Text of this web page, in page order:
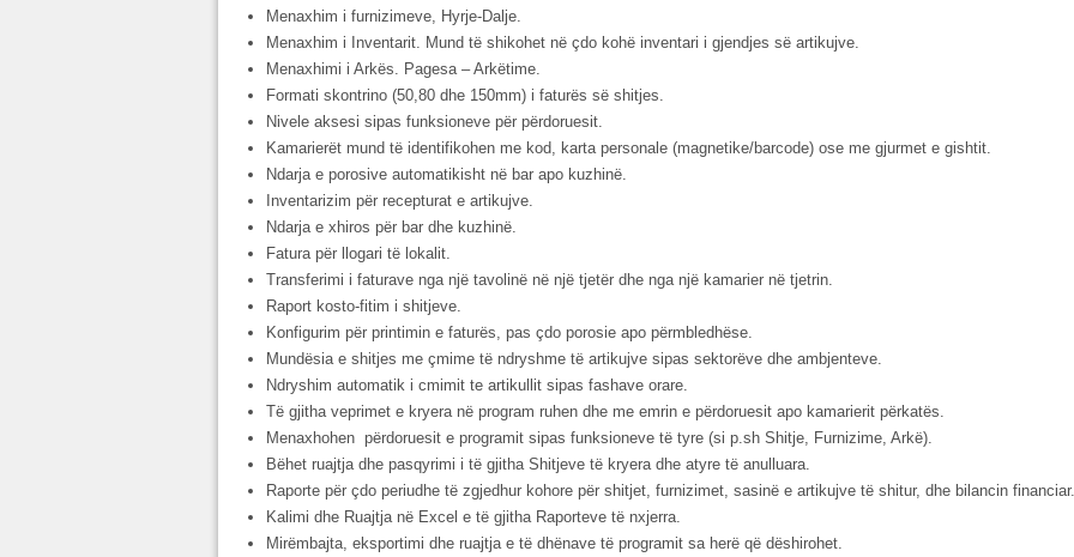
Menaxhim i furnizimeve, Hyrje-Dalje.
Menaxhim i Inventarit. Mund të shikohet në çdo kohë inventari i gjendjes së artikujve.
Menaxhimi i Arkës. Pagesa – Arkëtime.
Formati skontrino (50,80 dhe 150mm) i faturës së shitjes.
Nivele aksesi sipas funksioneve për përdoruesit.
Kamarierët mund të identifikohen me kod, karta personale (magnetike/barcode) ose me gjurmet e gishtit.
Ndarja e porosive automatikisht në bar apo kuzhinë.
Inventarizim për recepturat e artikujve.
Ndarja e xhiros për bar dhe kuzhinë.
Fatura për llogari të lokalit.
Transferimi i faturave nga një tavolinë në një tjetër dhe nga një kamarier në tjetrin.
Raport kosto-fitim i shitjeve.
Konfigurim për printimin e faturës, pas çdo porosie apo përmbledhëse.
Mundësia e shitjes me çmime të ndryshme të artikujve sipas sektorëve dhe ambjenteve.
Ndryshim automatik i cmimit te artikullit sipas fashave orare.
Të gjitha veprimet e kryera në program ruhen dhe me emrin e përdoruesit apo kamarierit përkatës.
Menaxhohen përdoruesit e programit sipas funksioneve të tyre (si p.sh Shitje, Furnizime, Arkë).
Bëhet ruajtja dhe pasqyrimi i të gjitha Shitjeve të kryera dhe atyre të anulluara.
Raporte për çdo periudhe të zgjedhur kohore për shitjet, furnizimet, sasinë e artikujve të shitur, dhe bilancin financiar.
Kalimi dhe Ruajtja në Excel e të gjitha Raporteve të nxjerra.
Mirëmbajta, eksportimi dhe ruajtja e të dhënave të programit sa herë që dëshirohet.